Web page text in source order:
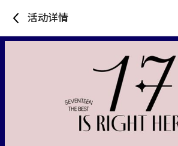
活动详情